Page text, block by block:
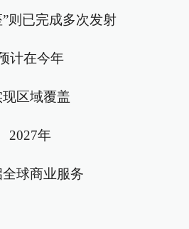
”则已完成多次发射
计在今年
现区域覆盖
2027年
球商业服务